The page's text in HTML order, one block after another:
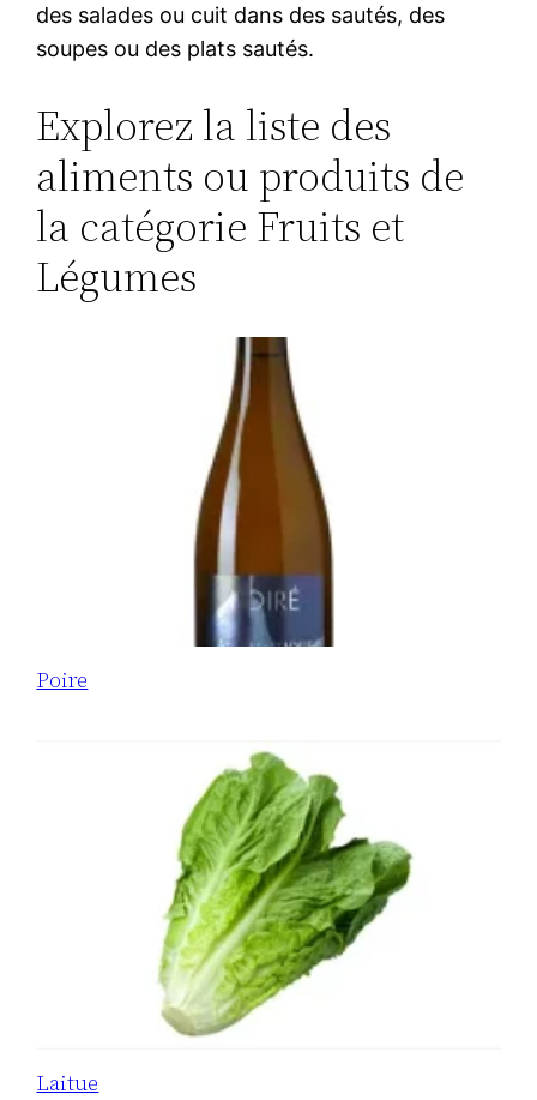
des salades ou cuit dans des sautés, des
soupes ou des plats sautés.
Explorez la liste des
aliments ou produits de
la catégorie Fruits et
Légumes
Poire
Laitue